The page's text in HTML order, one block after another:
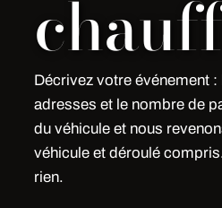
Décrivez votre événement :
adresses et le nombre de
du véhicule et nous
véhicule et déroulé
rien.